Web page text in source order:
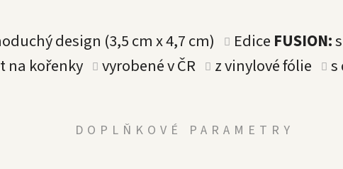
design (3,5 cm x 4,7 cm) Edice FUSION:
na kořenky
vyrobené v ČR z vinylové fólie s
DOPLŇKOVÉ PARAMETRY